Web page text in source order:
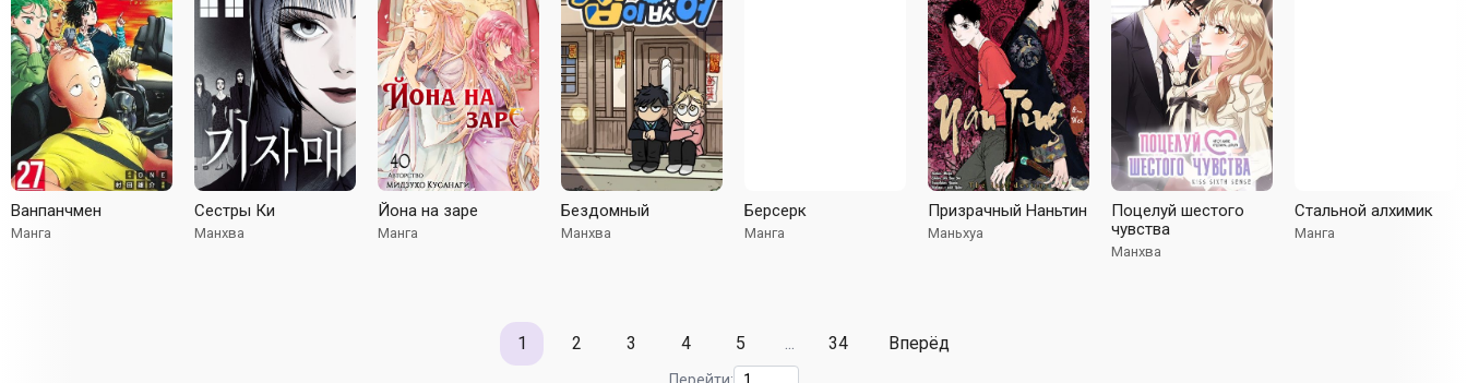
Ванпанчмен
Манга
Сестры Ки
Манхва
Йона на заре
Манга
Бездомный
Манхва
Берсерк
Манга
Призрачный Наньтин
Маньхуа
Поцелуй шестого
чувства
Манхва
Стальной алхимик
Манга
1 2 3 4 5 34 Вперёд
Перейти: